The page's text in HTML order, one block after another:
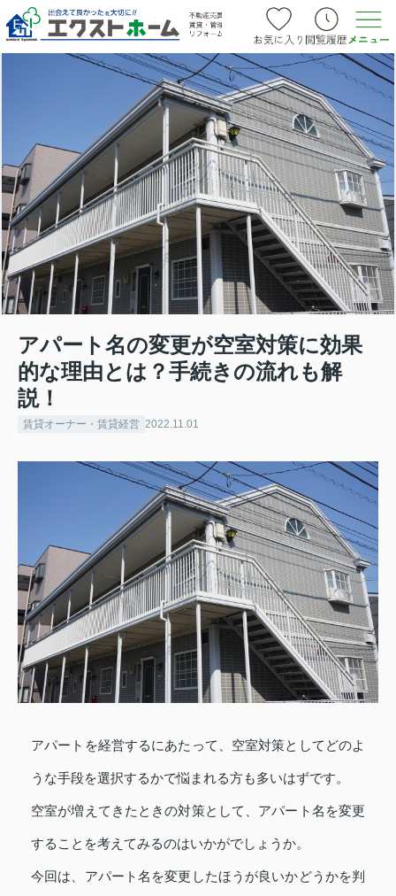
アパート名の変更が空室対策に効果
的な理由とは？手続きの流れも解
説！
賃貸オーナー・賃貸経営 2022.11.01
アパートを経営するにあたって、空室対策としてどのよ
うな手段を選択するかで悩まれる方も多いはずです。
空室が増えてきたときの対策として、アパート名を変更
することを考えてみるのはいかがでしょうか。
今回は、アパート名を変更したほうが良いかどうかを判